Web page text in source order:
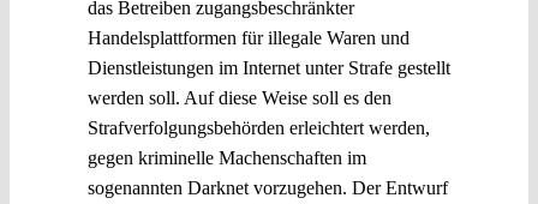
das Betreiben zugangsbeschränkter
Handelsplattformen für illegale Waren und
Dienstleistungen im Internet unter Strafe gestellt
werden soll. Auf diese Weise soll es den
Strafverfolgungsbehörden erleichtert werden,
gegen kriminelle Machenschaften im
sogenannten Darknet vorzugehen. Der Entwurf